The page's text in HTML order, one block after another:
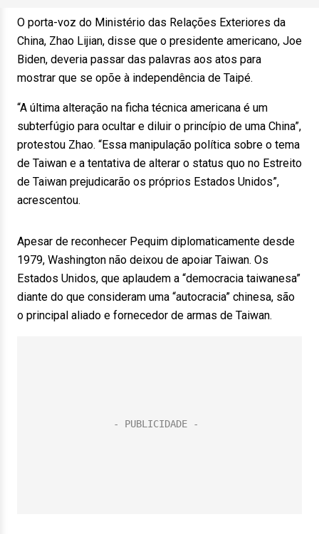
O porta-voz do Ministério das Relações Exteriores da
China, Zhao Lijian, disse que o presidente americano, Joe
Biden, deveria passar das palavras aos atos para
mostrar que se opõe à independência de Taipé.
“A última alteração na ficha técnica americana é um
subterfúgio para ocultar e diluir o princípio de uma China”,
protestou Zhao. “Essa manipulação política sobre o tema
de Taiwan e a tentativa de alterar o status quo no Estreito
de Taiwan prejudicarão os próprios Estados Unidos”,
acrescentou.
Apesar de reconhecer Pequim diplomaticamente desde
1979, Washington não deixou de apoiar Taiwan. Os
Estados Unidos, que aplaudem a “democracia taiwanesa”
diante do que consideram uma “autocracia” chinesa, são
o principal aliado e fornecedor de armas de Taiwan.